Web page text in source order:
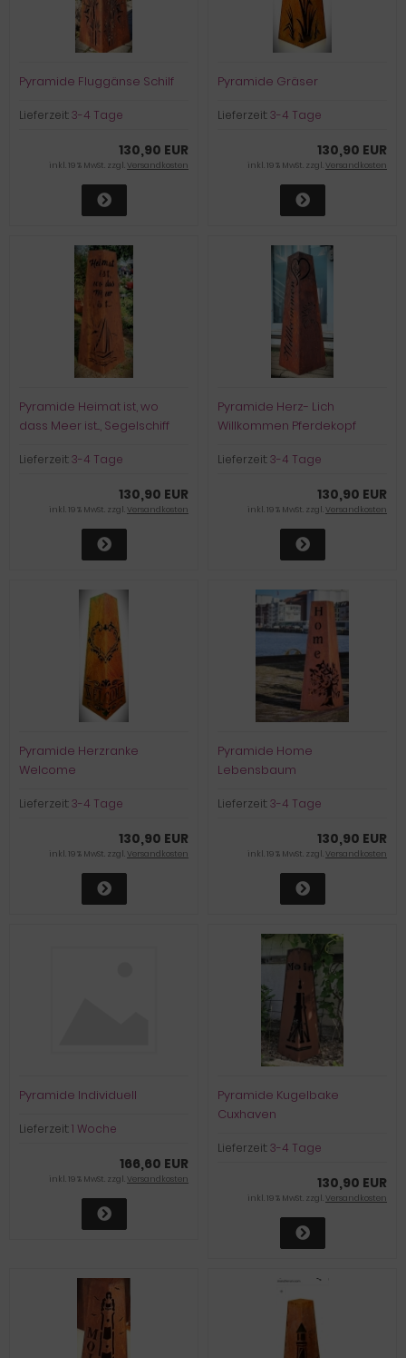
Pyramide Fluggänse Schilf
Lieferzeit:3-4 Tage
130,90 EUR
inkl. 19 % MwSt. zzgl.Versandkosten
Pyramide Gräser
Lieferzeit:3-4 Tage
130,90 EUR
inkl. 19 % MwSt. zzgl.Versandkosten
Pyramide Heimat ist, wo
dass Meer ist..., Segelschiff
Lieferzeit:3-4 Tage
130,90 EUR
inkl. 19 % MwSt. zzgl.Versandkosten
Pyramide Herz- Lich
Willkommen Pferdekopf
Lieferzeit:3-4 Tage
130,90 EUR
inkl. 19 % MwSt. zzgl.Versandkosten
Pyramide Herzranke
Welcome
Lieferzeit:3-4 Tage
130,90 EUR
inkl. 19 % MwSt. zzgl.Versandkosten
Pyramide Home
Lebensbaum
Lieferzeit:3-4 Tage
130,90 EUR
inkl. 19 % MwSt. zzgl.Versandkosten
Pyramide Individuell
Lieferzeit:1 Woche
166,60 EUR
inkl. 19 % MwSt. zzgl.Versandkosten
Pyramide Kugelbake
Cuxhaven
Lieferzeit:3-4 Tage
130,90 EUR
inkl. 19 % MwSt. zzgl.Versandkosten